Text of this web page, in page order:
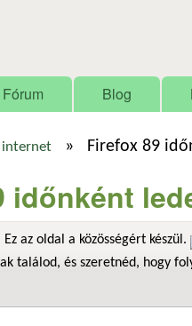
Fórum Blog
internet » Firefox 89
időnként
Ez az oldal a közösségért készül.
találod, és szeretnéd, hogy